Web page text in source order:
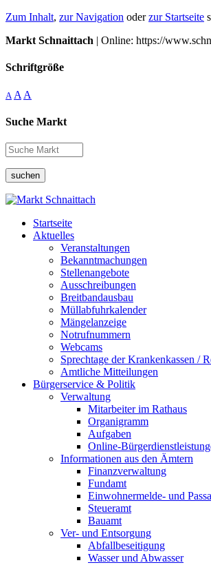
Zum Inhalt, zur Navigation oderzur Startseite
Markt Schnaittach | Online: https://
Schriftgröße
A A A
Suche Markt
suchen
Startseite
Aktuelles
Veranstaltungen
Bekanntmachungen
Stellenangebote
Ausschreibungen
Breitbandausbau
Müllabfuhrkalender
Mängelanzeige
Notrufnummern
Webcams
Sprechtage der Krankenkassen /
Amtliche Mitteilungen
Bürgerservice & Politik
Verwaltung
Mitarbeiter im Rathaus
Organigramm
Aufgaben
Online-
Informationen aus den Ämtern
Finanzverwaltung
Fundamt
Einwohnermelde- und
Steueramt
Bauamt
Ver- und Entsorgung
Abfallbeseitigung
Wasser und Abwasser